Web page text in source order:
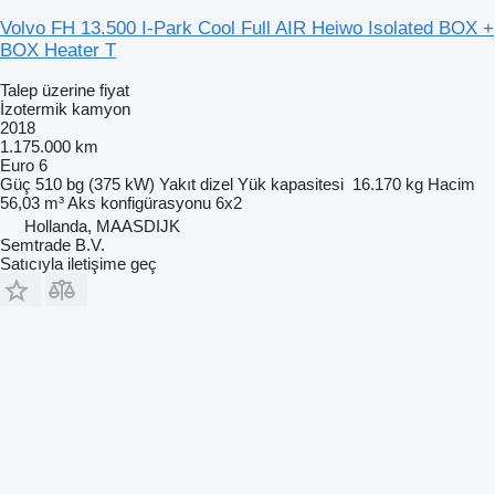
Volvo FH 13.500 I-Park Cool Full AIR Heiwo Isolated BOX +
BOX Heater T
Talep üzerine fiyat
İzotermik kamyon
2018
1.175.000 km
Euro 6
Güç 510 bg (375 kW) Yakıt dizel Yük kapasitesi 16.170 kg Hacim
56,03 m³Aks konfigürasyonu 6x2
Hollanda, MAASDIJK
Semtrade B.V.
Satıcıyla iletişime geç